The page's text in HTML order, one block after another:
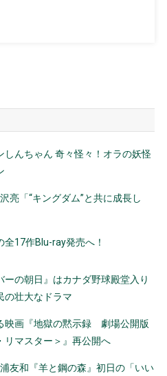
しんちゃん 奇々怪々！オラの妖怪
亮「“キングダム”と共に成長し
全17作Blu-ray発売へ！
ーの朝日』はカナダ野球殿堂入り
の壮大なドラマ
映画『地獄の黙示録 劇場公開版
リマスター＞』再公開へ
友和『羊と鋼の森』初日の「いい